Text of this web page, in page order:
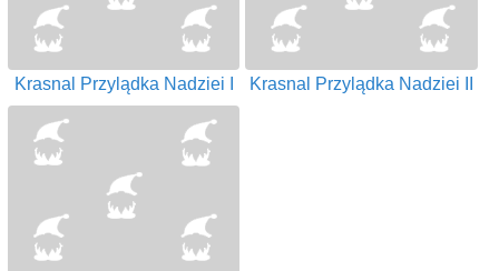
Krasnal Przylądka Nadziei I Krasnal Przylądka Nadziei II